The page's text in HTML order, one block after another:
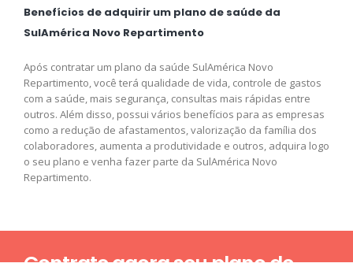
Benefícios de adquirir um plano de saúde da
SulAmérica Novo Repartimento
Após contratar um plano da saúde SulAmérica Novo
Repartimento, você terá qualidade de vida, controle de gastos
com a saúde, mais segurança, consultas mais rápidas entre
outros. Além disso, possui vários benefícios para as empresas
como a redução de afastamentos, valorização da família dos
colaboradores, aumenta a produtividade e outros, adquira logo
o seu plano e venha fazer parte da SulAmérica Novo
Repartimento.
Contrate agora seu plano de